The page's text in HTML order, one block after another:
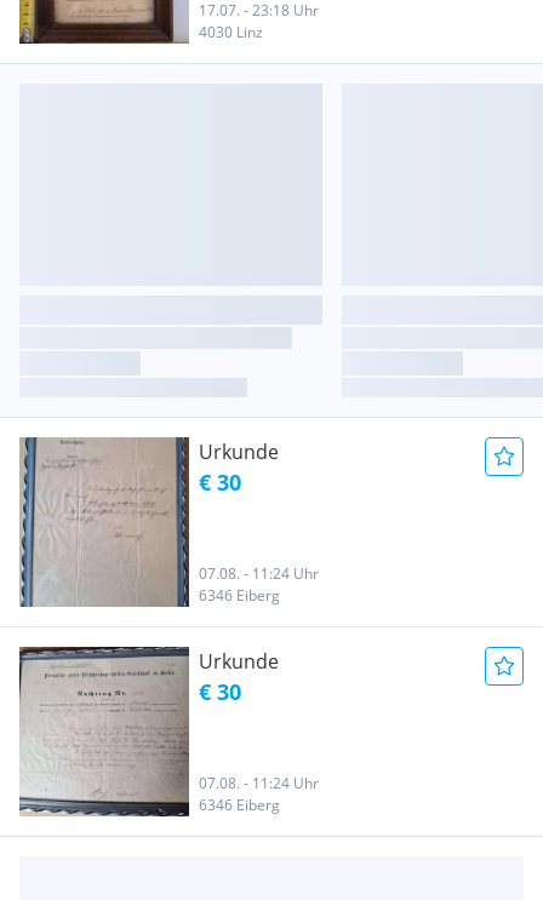
17.07. - 23:18 Uhr
4030 Linz
Urkunde
€ 30
07.08. - 11:24 Uhr
6346 Eiberg
Urkunde
€ 30
07.08. - 11:24 Uhr
6346 Eiberg